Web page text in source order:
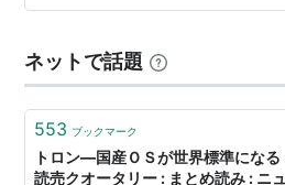
候補：衣装デザイン賞、録音賞
DVD-VIDEO
ラという“境界をつなぐ象徴” 「
含まれています。 関…
ネットで話題
553 ブックマーク
トロン―国産ＯＳが世界標準になる
読売クオータリー : まとめ読み : ニ